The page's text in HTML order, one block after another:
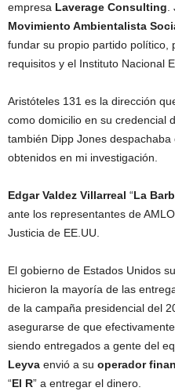
empresa Laverage Consulting
Movimiento Ambientalista
fundar su propio partido político,
requisitos y el Instituto Nacional
Aristóteles 131 es la dirección
como domicilio en su credencial
también Dipp Jones
obtenidos en mi investigación.
Edgar Valdez Villarreal “La
ante los representantes de
Justicia de EE.UU.
El gobierno de Estados Unidos
hicieron la mayoría de las
de la campaña presidencial del
asegurarse de que
siendo entregados a gente del
Leyva envió a su operador
“El R” a entregar el dinero.